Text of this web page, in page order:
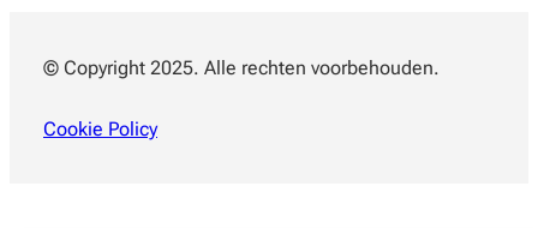
© Copyright 2025. Alle rechten voorbehouden.
Cookie Policy